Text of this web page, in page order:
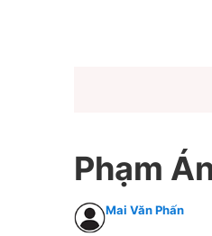
Phạm
Mai Văn Phấn